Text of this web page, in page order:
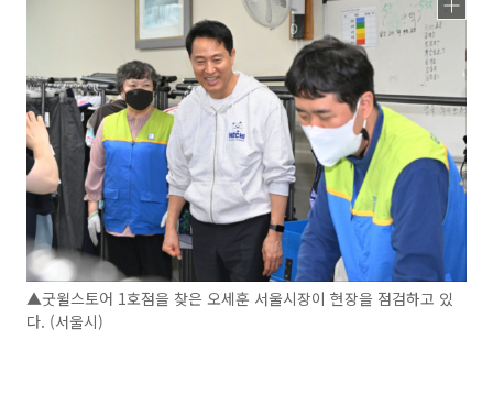
▲굿윌스토어 1호점을 찾은 오세훈 서울시장이 현장을 점검하고 있
다. (서울시)